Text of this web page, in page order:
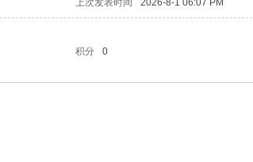
上次发表时间 2026-8-1 06:07 PM
积分 0